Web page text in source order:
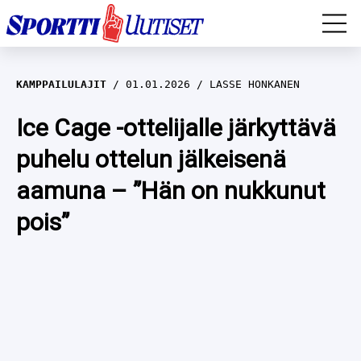
EM-YLEISURHEILU
JÄÄKIEKKO
YLEISURHEILU
WILMA HELTELÄ
TALVILAJIT
KAMPPAILULAJIT 01.01.2026 LASSE HONKANEN
Ice Cage -ottelijalle järkyttävä
puhelu ottelun jälkeisenä
aamuna – ”Hän on nukkunut
pois”